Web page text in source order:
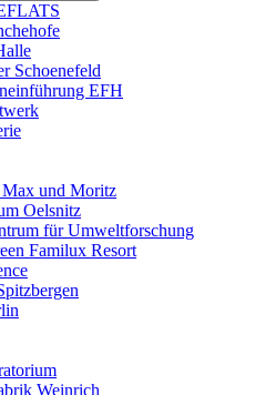
Schoenefeld
EFH
und Moritz
Oelsnitz
für Umweltforschung
Familux Resort
Weinrich